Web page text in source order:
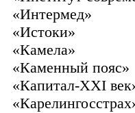
«Интермед»
«Истоки»
«Камела»
«Каменный пояс»
«Капитал-XXI